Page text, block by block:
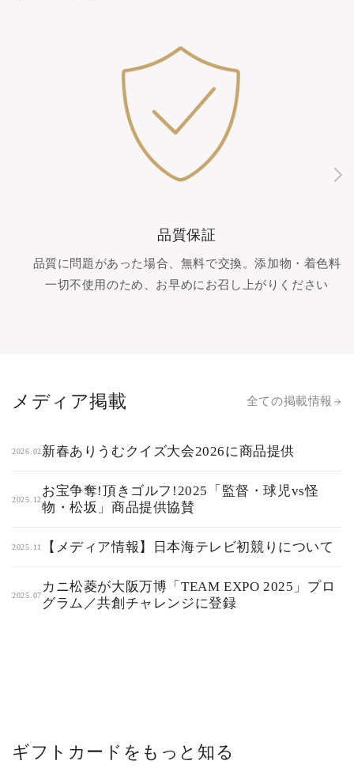
品質保証
品質に問題があった場合、無料で交換。添加物・着色料
一切不使用のため、お早めにお召し上がりください
メディア掲載 全ての掲載情報
2026.02新春ありうむクイズ大会2026に商品提供
2025.12
お宝争奪!頂きゴルフ!2025「監督・球児vs怪
物・松坂」商品提供協賛
2025.11 【メディア情報】日本海テレビ初競りについて
2025.07
カニ松菱が大阪万博「TEAM EXPO 2025」プロ
グラム／共創チャレンジに登録
ギフトカードをもっと知る